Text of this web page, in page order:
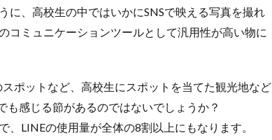
に、高校生の中ではいかにSNSで映える写真を撮れ
コミュニケーションツールとして汎用性が高い物に
ポットなど、高校生にスポットを当てた観光地など
も感じる節があるのではないでしょうか？
LINEの使用量が全体の8割以上にもなります。